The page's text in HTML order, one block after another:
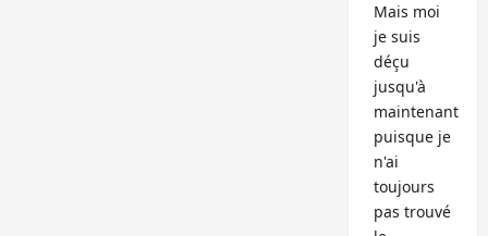
Mais moi
je suis
déçu
jusqu'à
maintenant
puisque je
n'ai
toujours
pas trouvé